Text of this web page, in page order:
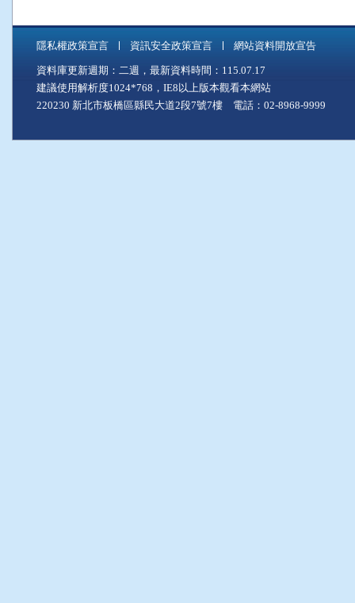
隱私權政策宣言 資訊安全政策宣言 網站資料開放宣告
資料庫更新週期：二週，最新資料時間：115.07.17
建議使用解析度1024*768，IE8以上版本觀看本網站
220230 新北市板橋區縣民大道2段7號7樓 電話：02-8968-9999